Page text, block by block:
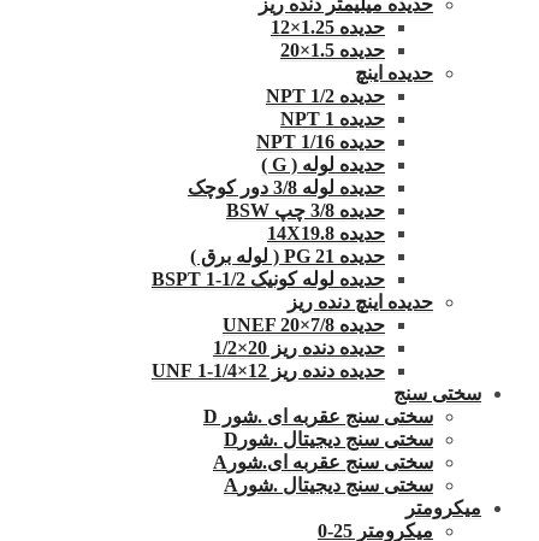
حدیده 1.25×12
حدیده 1.5×20
حدیده اینچ
حدیده 1/2 NPT
حدیده NPT 1
حدیده 1/16 NPT
حدیده لوله ( G )
حدیده لوله 3/8 دور کوچک
حدیده 3/8 چپ BSW
حدیده 14X19.8
حدیده 21 PG ( لوله برق )
حدیده لوله کونیک 1/2-1 BSPT
حدیده اینچ دنده ریز
حدیده UNEF 20×7/8
حدیده دنده ریز 20×1/2
حدیده دنده ریز 12×1/4-1 UNF
سختی سنج
سختی سنج عقربه ای .شور D
سختی سنج دیجیتال .شورD
سختی سنج عقربه ای.شورA
سختی سنج دیجیتال .شورA
میکرومتر
میکرومتر 25-0